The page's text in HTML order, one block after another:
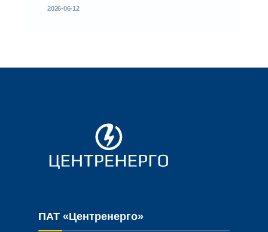
2026-06-12
ПАТ «Центренерго»